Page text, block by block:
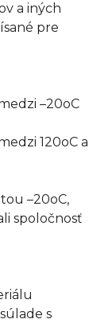
a iných
pre
–20oC
120oC a
–20oC,
spoločnosť
s